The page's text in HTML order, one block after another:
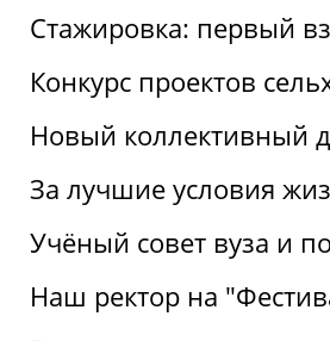
Стажировка: первый
Конкурс проектов
Новый коллективный
За лучшие условия
Учёный совет вуза и
Наш ректор на